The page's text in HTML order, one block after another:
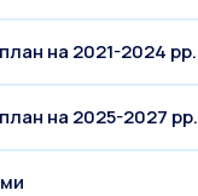
на 2021-2024 рр.
на 2025-2027 рр.